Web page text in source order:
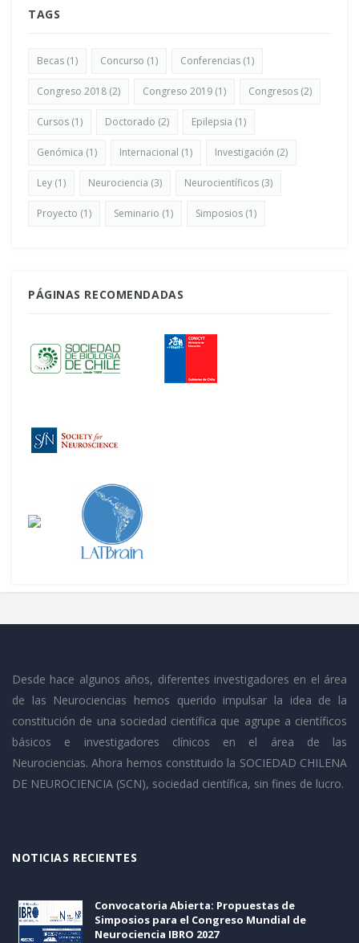
TAGS
Becas (1) Concurso (1) Conferencias (1)
Congreso 2018 (2) Congreso 2019 (1) Congresos (2)
Cursos (1) Doctorado (2) Epilepsia (1)
Genómica (1) Internacional (1) Investigación (2)
Ley (1) Neurociencia (3) Neurocientíficos (3)
Proyecto (1) Seminario (1) Simposios (1)
PÁGINAS RECOMENDADAS
Desde hace algunos años, diferentes investigadores en el área
de las Neurociencias hemos querido impulsar la idea de la
constitución de una sociedad científica que agrupe a científicos
básicos e investigadores clínicos en el área de las
Neurociencias. Ahora hemos constituido la SOCIEDAD CHILENA
DE NEUROCIENCIA (SCN), sociedad científica, sin fines de lucro.
NOTICIAS RECIENTES
Convocatoria Abierta: Propuestas de
Simposios para el Congreso Mundial de
Neurociencia IBRO 2027